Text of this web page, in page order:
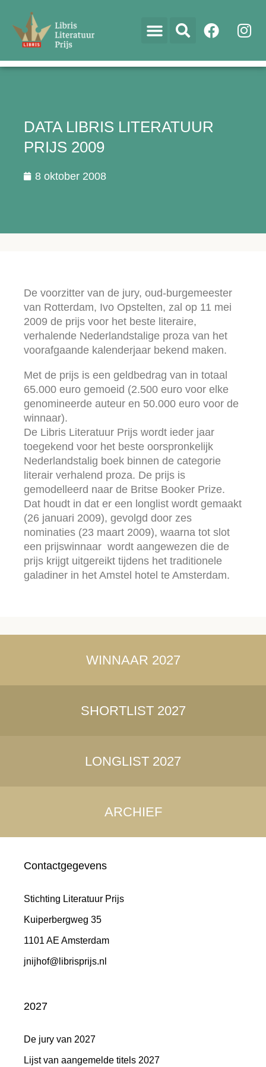
DATA LIBRIS LITERATUUR
PRIJS 2009
8 oktober 2008
De voorzitter van de jury, oud-burgemeester
van Rotterdam, Ivo Opstelten, zal op 11 mei
2009 de prijs voor het beste literaire,
verhalende Nederlandstalige proza van het
voorafgaande kalenderjaar bekend maken.
Met de prijs is een geldbedrag van in totaal
65.000 euro gemoeid (2.500 euro voor elke
genomineerde auteur en 50.000 euro voor de
winnaar).
De Libris Literatuur Prijs wordt ieder jaar
toegekend voor het beste oorspronkelijk
Nederlandstalig boek binnen de categorie
literair verhalend proza. De prijs is
gemodelleerd naar de Britse Booker Prize.
Dat houdt in dat er een longlist wordt gemaakt
(26 januari 2009), gevolgd door zes
nominaties (23 maart 2009), waarna tot slot
een prijswinnaar wordt aangewezen die de
prijs krijgt uitgereikt tijdens het traditionele
galadiner in het Amstel hotel te Amsterdam.
WINNAAR 2027
SHORTLIST 2027
LONGLIST 2027
ARCHIEF
Contactgegevens
Stichting Literatuur Prijs
Kuiperbergweg 35
1101 AE Amsterdam
jnijhof@librisprijs.nl
2027
De jury van 2027
Lijst van aangemelde titels 2027